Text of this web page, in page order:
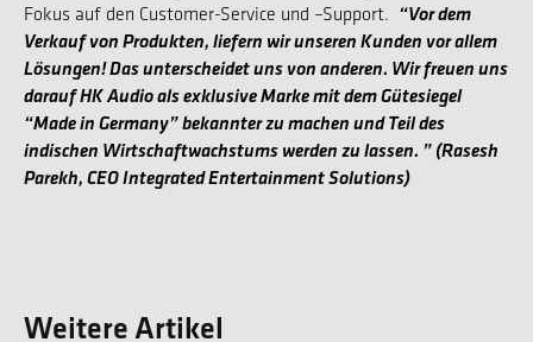
Fokus auf den Customer-Service und –Support. “Vor dem
Verkauf von Produkten, liefern wir unseren Kunden vor allem
Lösungen! Das unterscheidet uns von anderen. Wir freuen uns
darauf HK Audio als exklusive Marke mit dem Gütesiegel
“Made in Germany” bekannter zu machen und Teil des
indischen Wirtschaftwachstums werden zu lassen. ” (Rasesh
Parekh, CEO Integrated Entertainment Solutions)
Weitere Artikel